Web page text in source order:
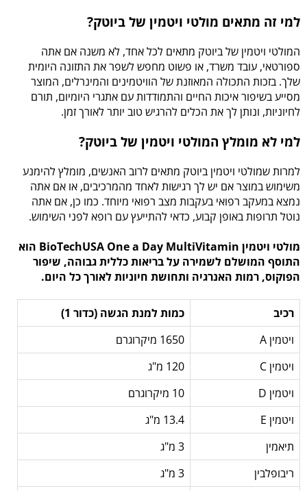
למי זה מתאים מולטי ויטמין של ביוטק?
המולטי ויטמין של ביוטק מתאים לכל אחד, לא משנה אם אתה
ספורטאי, עובד משרד, או פשוט מחפש לשפר את התזונה היומית
שלך. בזכות התכולה המאוזנת של הוויטמינים והמינרלים, המוצר
מסייע בשיפור איכות החיים והתמודדות עם אתגרי היומיום, תורם
לחיוניות, ונותן לך את הכלים להרגיש טוב יותר לאורך זמן.
למי לא מומלץ המולטי ויטמין של ביוטק?
למרות שמולטי ויטמין ביוטק מתאים לרוב האנשים, מומלץ להימנע
משימוש במוצר אם יש לך רגישות לאחד מהמרכיבים, או אם אתה
נמצא במעקב רפואי בעקבות מצב רפואי מיוחד. כמו כן, אם אתה
נוטל תרופות באופן קבוע, כדאי להתייעץ עם רופא לפני השימוש.
מולטי ויטמין BioTechUSA One a Day MultiVitamin הוא
התוסף המושלם לשמירה על בריאות כללית גבוהה, שיפור
הפוקוס, רמות האנרגיה ותחושת חיוניות לאורך כל היום.
רכיב
כמות למנת הגשה (כדור 1)
ויטמין A
1650 מיקרוגרם
ויטמין C
120 מ"ג
ויטמין D
10 מיקרוגרם
ויטמין E
13.4 מ"ג
תיאמין
3 מ"ג
ריבופלבין
3 מ"ג